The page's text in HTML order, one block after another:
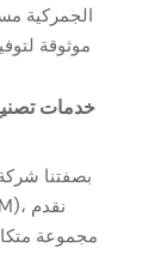
الجمركية
موثوقة
خدمات
بصفتنا
مجموعة